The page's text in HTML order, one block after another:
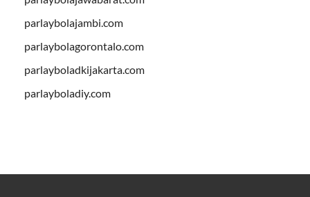
parlaybolajambi.com
parlaybolagorontalo.com
parlayboladkijakarta.com
parlayboladiy.com